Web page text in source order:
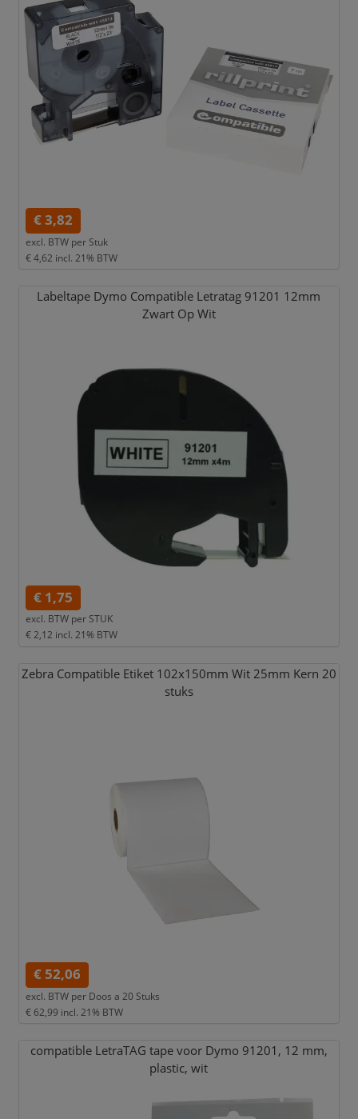
€ 3,82
excl. BTW per Stuk
€ 4,62 incl. 21% BTW
Labeltape Dymo Compatible Letratag 91201 12mm
Zwart Op Wit
€ 1,75
excl. BTW per STUK
€ 2,12 incl. 21% BTW
Zebra Compatible Etiket 102x150mm Wit 25mm Kern 20
stuks
€ 52,06
excl. BTW per Doos a 20 Stuks
€ 62,99 incl. 21% BTW
compatible LetraTAG tape voor Dymo 91201, 12 mm,
plastic, wit